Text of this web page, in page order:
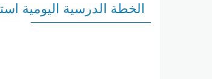
الخطة الدرسية اليومية